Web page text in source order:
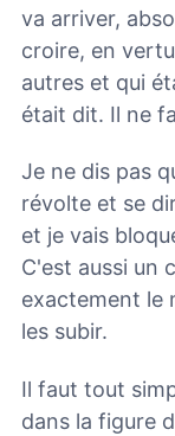
va arriver,
croire, en
autres et qui
était dit. Il ne
Je ne dis pas
révolte et se
et je vais
C'est aussi un
exactement le
les subir.
Il faut tout
dans la figure